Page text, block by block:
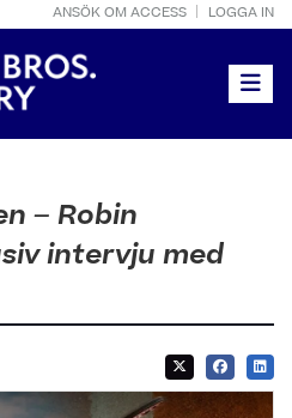
ANSÖK OM ACCESS LOGGA IN
– Robin
intervju med